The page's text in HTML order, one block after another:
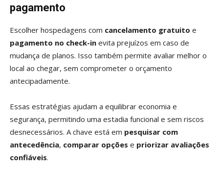
pagamento
Escolher hospedagens com cancelamento gratuito e
pagamento no check-in evita prejuízos em caso de
mudança de planos. Isso também permite avaliar melhor o
local ao chegar, sem comprometer o orçamento
antecipadamente.
Essas estratégias ajudam a equilibrar economia e
segurança, permitindo uma estadia funcional e sem riscos
desnecessários. A chave está em pesquisar com
antecedência, comparar opções e priorizar avaliações
confiáveis.